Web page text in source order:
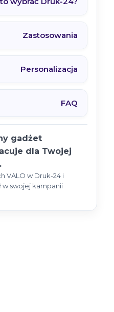
Zastosowania
Personalizacja
FAQ
gadżet
dla Twojej
VALO w Druk-24 i
w swojej kampanii